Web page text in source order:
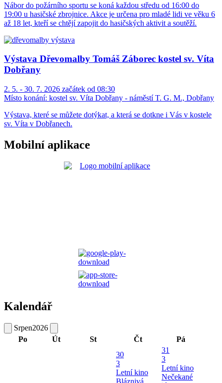
Nábor do požárního sportu se koná každou středu od 16:00 do
19:00 u hasičské zbrojnice. Akce je určena pro mladé lidi ve věku 6
až 18 let, kteří se chtějí zapojit do hasičských aktivit a soutěží.
Výstava Dřevomalby Tomáš Záborec kostel sv. Víta
Dobřany
2. 5. - 30. 7. 2026 začátek od 08:30
Místo konání: kostel sv. Víta Dobřany - náměstí T. G. M., Dobřany
Výstava, které se můžete dotýkat, a která se dotkne i Vás v kostele
sv. Víta v Dobřanech.
Mobilní aplikace
Kalendář
Srpen2026
Po
Út St Čt Pá
30
3
Letní kino
Bláznivá
31
3
Letní kino
Nečekané